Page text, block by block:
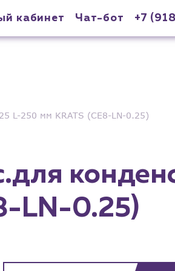
кабинет Чат-бот +7
L-250 мм KRATS (CE8-LN-0.25)
LN-0.25)